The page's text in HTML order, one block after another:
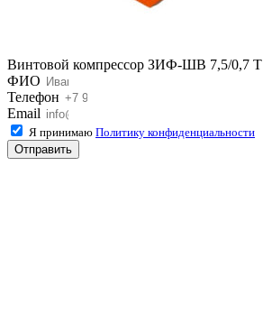
Винтовой компрессор ЗИФ-ШВ 7,5/0,7 Т
ФИО
Телефон
Email
Я принимаю Политику конфиденциальности
Отправить